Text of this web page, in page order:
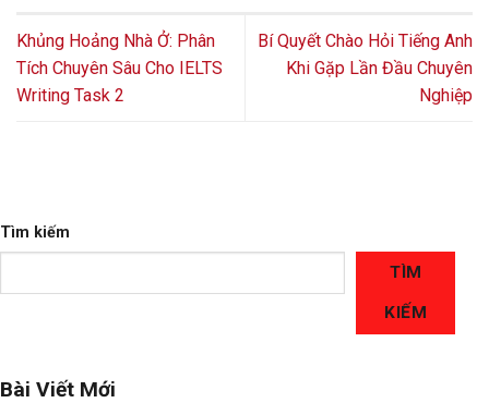
Khủng Hoảng Nhà Ở: Phân
Tích Chuyên Sâu Cho IELTS
Writing Task 2
Bí Quyết Chào Hỏi Tiếng Anh
Khi Gặp Lần Đầu Chuyên
Nghiệp
Tìm kiếm
TÌM
KIẾM
Bài Viết Mới